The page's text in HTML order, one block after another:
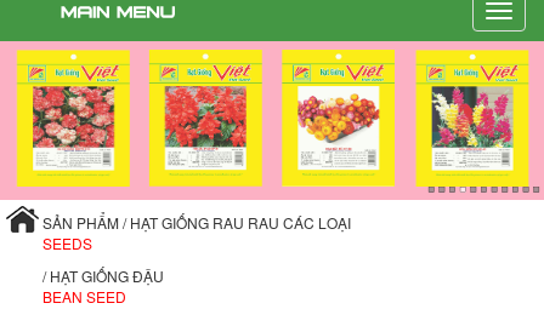
Toggle
SẢN PHẨM / HẠT GIỐNG RAU RAU CÁC LOẠI
SEEDS
/ HẠT GIỐNG ĐẬU
BEAN SEED